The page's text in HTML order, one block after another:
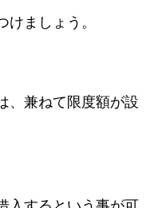
ましょう。
、兼ねて限度額が設